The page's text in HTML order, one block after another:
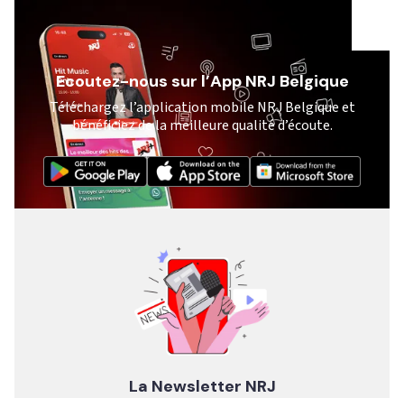
Ecoutez-nous sur l’App NRJ Belgique
Téléchargez l’application mobile NRJ Belgique et
bénéficiez de la meilleure qualité d’écoute.
La Newsletter NRJ